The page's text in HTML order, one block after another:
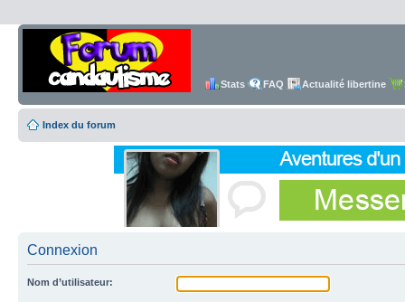
Stats FAQ Actualité libertine
Index du forum
Connexion
Nom d’utilisateur: